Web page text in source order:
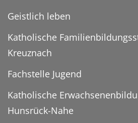
Geistlich leben
Katholische
Kreuznach
Fachstelle Jugend
Katholische
Hunsrück-Nahe